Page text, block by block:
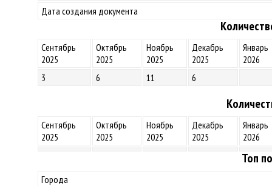
Дата создания документа
Сентябрь
2025
Октябрь
2025
Ноябрь
2025
Декабрь
2025
Январь
2026
3
6 11 6
Сентябрь
2025
Октябрь
2025
Ноябрь
2025
Декабрь
2025
Январь
2026
Топ
Города